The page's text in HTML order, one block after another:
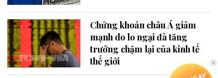
Chứng khoán châu Á giảm
mạnh do lo ngại đà tăng
trưởng chậm lại của kinh tế
thế giới